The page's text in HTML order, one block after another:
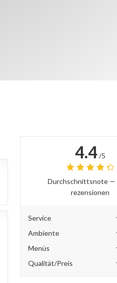
4.4/5
Durchschnittsnote —
rezensionen
Service
Ambiente
Menüs
Qualität/Preis